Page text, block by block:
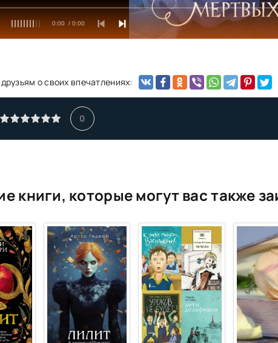
0:00 / 0:00
о своих впечатлениях:
0
книги, которые могут вас также